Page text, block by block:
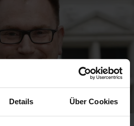
Details Über Cookies